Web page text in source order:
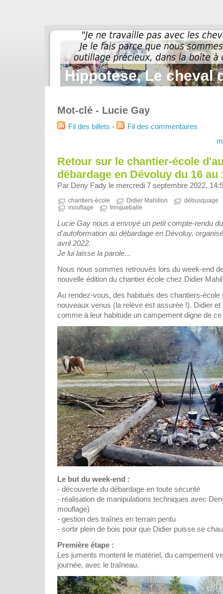
Hippotese, Le cheval
Mot-clé - Lucie Gay
Fil des billets -
Fil des commentaires
Retour sur le chantier-école
débardage en Dévoluy du 16 au
Par Deny Fady le mercredi 7 septembre 2022,
chantiers-école Didier Mahillon
débusquage
mouflage
trinqueballe
Lucie Gay nous a envoyé un petit compte-rendu
d'autoformation au débardage en Dévoluy,
avril 2022.
Je lui laisse la parole...
Nous nous sommes retrouvés lors du week-end
nouvelle édition du chantier école chez Didier
Au rendez-vous, des habitués des chantiers-
nouveaux venus (la relève est assurée !). Didier
comme à leur habitude un campement digne de
Le but du week-end :
- découverte du débardage en toute sécurité
- réalisation de manipulations techniques avec
mouflage)
- gestion des traînes en terrain pentu
- sortir plein de bois pour que Didier puisse se
Première étape :
Les juments montent le matériel, du campement
journée, avec le traîneau.